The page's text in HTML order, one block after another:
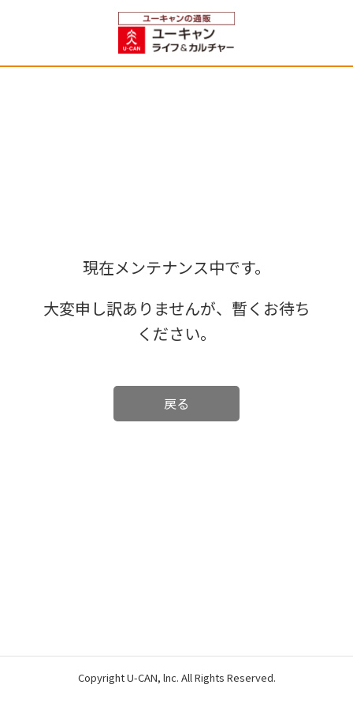
現在メンテナンス中です。
大変申し訳ありませんが、暫くお待ち
ください。
戻る
Copyright U-CAN, lnc. All Rights Reserved.